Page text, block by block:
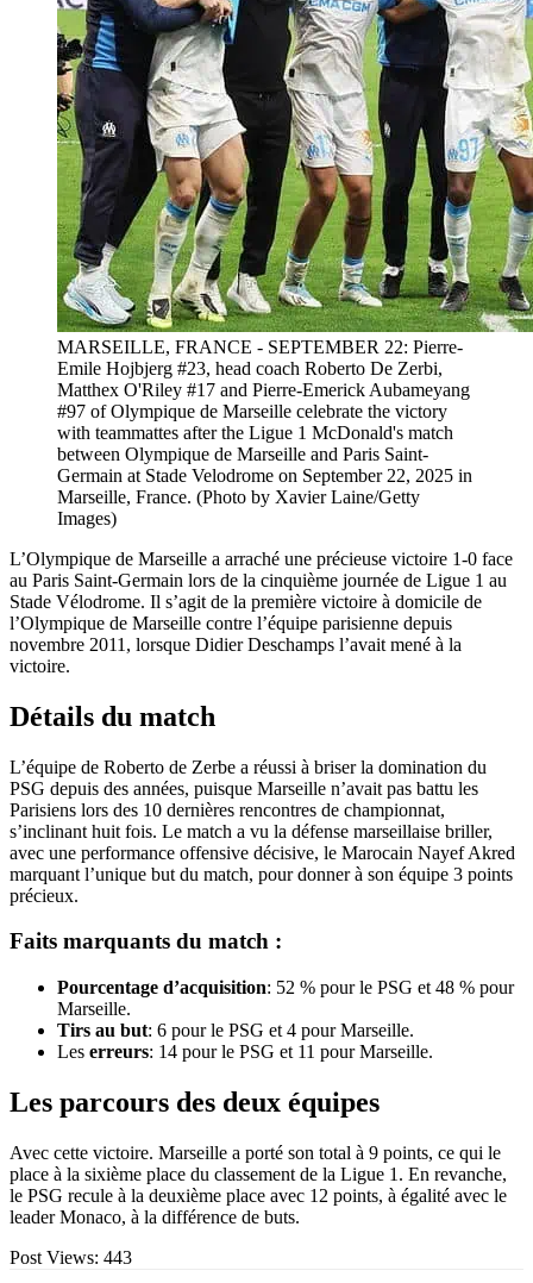
MARSEILLE, FRANCE - SEPTEMBER 22: Pierre-
Emile Hojbjerg #23, head coach Roberto De Zerbi,
Matthex O'Riley #17 and Pierre-Emerick Aubameyang
#97 of Olympique de Marseille celebrate the victory
with teammattes after the Ligue 1 McDonald's match
between Olympique de Marseille and Paris Saint-
Germain at Stade Velodrome on September 22, 2025 in
Marseille, France. (Photo by Xavier Laine/Getty
Images)
L’Olympique de Marseille a arraché une précieuse victoire 1-0 face
au Paris Saint-Germain lors de la cinquième journée de Ligue 1 au
Stade Vélodrome. Il s’agit de la première victoire à domicile de
l’Olympique de Marseille contre l’équipe parisienne depuis
novembre 2011, lorsque Didier Deschamps l’avait mené à la
victoire.
Détails du match
L’équipe de Roberto de Zerbe a réussi à briser la domination du
PSG depuis des années, puisque Marseille n’avait pas battu les
Parisiens lors des 10 dernières rencontres de championnat,
s’inclinant huit fois. Le match a vu la défense marseillaise briller,
avec une performance offensive décisive, le Marocain Nayef Akred
marquant l’unique but du match, pour donner à son équipe 3 points
précieux.
Faits marquants du match :
Pourcentage d’acquisition: 52 % pour le PSG et 48 % pour
Marseille.
Tirs au but: 6 pour le PSG et 4 pour Marseille.
Les erreurs: 14 pour le PSG et 11 pour Marseille.
Les parcours des deux équipes
Avec cette victoire. Marseille a porté son total à 9 points, ce qui le
place à la sixième place du classement de la Ligue 1. En revanche,
le PSG recule à la deuxième place avec 12 points, à égalité avec le
leader Monaco, à la différence de buts.
Post Views: 443